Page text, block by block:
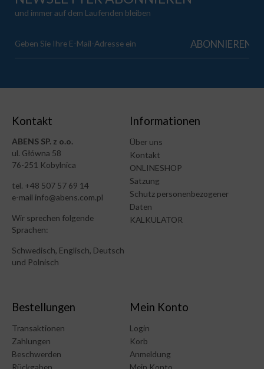
und immer auf dem Laufenden bleiben
Kontakt
ABENS SP. z o.o.
ul. Główna 58
76-251 Kobylnica
tel. +48 507 57 69 14
e-mail info@abens.com.pl
Wir sprechen folgende
Sprachen:
Schwedisch, Englisch, Deutsch
und Polnisch
Informationen
Über uns
Kontakt
ONLINESHOP
Satzung
Schutz personenbezogener
Daten
KALKULATOR
Bestellungen
Transaktionen
Zahlungen
Beschwerden
Rückgaben
Mein Konto
Login
Korb
Anmeldung
Mein Konto